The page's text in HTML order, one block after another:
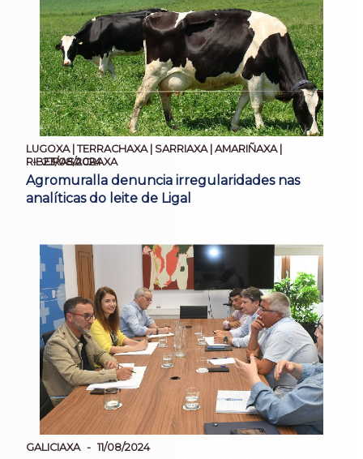
LUGOXA | TERRACHAXA | SARRIAXA | AMARIÑAXA |
RIBEIRASACRAXA
23/08/2024
Agromuralla denuncia irregularidades nas
analíticas do leite de Ligal
GALICIAXA 11/08/2024